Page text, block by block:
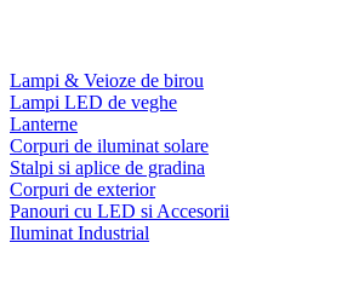
Lampi & Veioze de birou
Lampi LED de veghe
Lanterne
Corpuri de iluminat solare
Stalpi si aplice de gradina
Corpuri de exterior
Panouri cu LED si Accesorii
Iluminat Industrial